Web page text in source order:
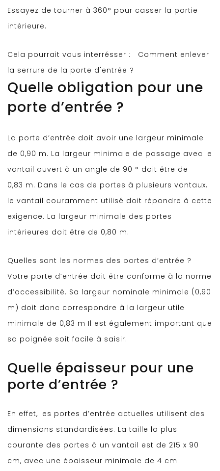
Essayez de tourner à 360° pour casser la partie
intérieure.
Cela pourrait vous interrésser :
Comment enlever
la serrure de la porte d'entrée ?
Quelle obligation pour une
porte d’entrée ?
La porte d’entrée doit avoir une largeur minimale
de 0,90 m. La largeur minimale de passage avec le
vantail ouvert à un angle de 90 ° doit être de
0,83 m. Dans le cas de portes à plusieurs vantaux,
le vantail couramment utilisé doit répondre à cette
exigence. La largeur minimale des portes
intérieures doit être de 0,80 m.
Quelles sont les normes des portes d’entrée ?
Votre porte d’entrée doit être conforme à la norme
d’accessibilité. Sa largeur nominale minimale (0,90
m) doit donc correspondre à la largeur utile
minimale de 0,83 m Il est également important que
sa poignée soit facile à saisir.
Quelle épaisseur pour une
porte d’entrée ?
En effet, les portes d’entrée actuelles utilisent des
dimensions standardisées. La taille la plus
courante des portes à un vantail est de 215 x 90
cm, avec une épaisseur minimale de 4 cm.